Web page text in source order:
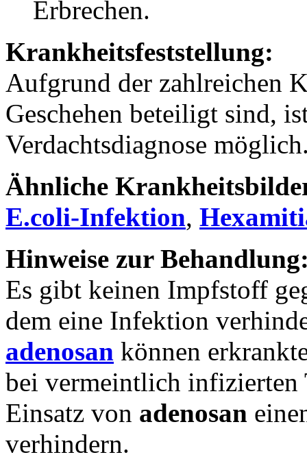
Erbrechen.
Krankheitsfeststellung:
Aufgrund der zahlreichen
Geschehen beteiligt sind,
Verdachtsdiagnose
Ähnliche
E.coli-Infektion,
Hinweise zur
Es gibt keinen Impfstoff
dem eine Infektion
adenosan können
bei vermeintlich infizierten
Einsatz von adenosan
verhindern.